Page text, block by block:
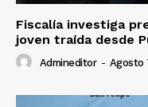
Fiscalía investiga
joven traída desde
Admineditor - Agosto